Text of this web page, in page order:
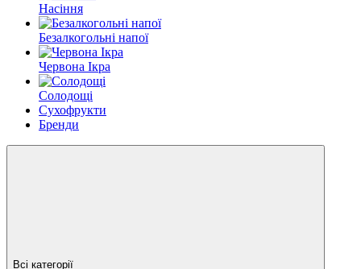
Насіння
Безалкогольні напої
Червона Ікра
Солодощі
Сухофрукти
Бренди
Всі категорії